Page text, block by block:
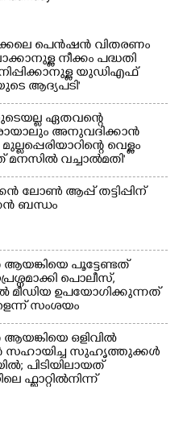
പെൻഷൻ വിതരണം
നീക്കം പദ്ധതി
യുഡിഎഫ്
ആദ്യപടി'
ഏതവന്റെ
അനുവദിക്കാൻ
മുല്ലപ്പെരിയാറിന്റെ വെള്ളം
മനസിൽ വച്ചാൽമതി'
ലോൺ ആപ്പ് തട്ടിപ്പിന്
ബന്ധം
പൂട്ടേണ്ടത്
പൊലീസ്,
മീഡിയ ഉപയോഗിക്കുന്നത്
സംശയം
ഒളിവിൽ
സഹായിച്ച സുഹൃത്തുക്കൾ
പിടിയിലായത്
ഫ്ലാറ്റിൽനിന്ന്